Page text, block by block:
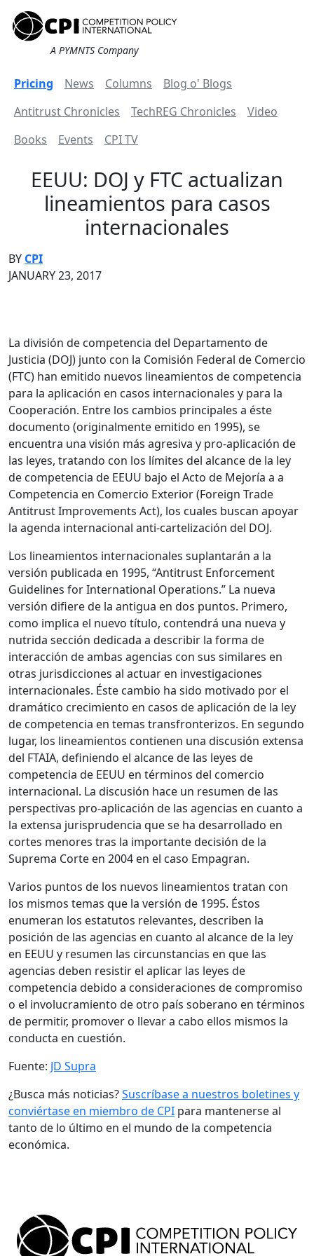
A PYMNTS Company
Pricing News Columns
Blog o' Blogs
Antitrust Chronicles
TechREG Chronicles
Video
Books
Events CPI TV
EEUU: DOJ y FTC actualizan
lineamientos para casos
internacionales
BY CPI
JANUARY 23, 2017
La división de competencia del Departamento de
Justicia (DOJ) junto con la Comisión Federal de Comercio
(FTC) han emitido nuevos lineamientos de competencia
para la aplicación en casos internacionales y para la
Cooperación. Entre los cambios principales a éste
documento (originalmente emitido en 1995), se
encuentra una visión más agresiva y pro-aplicación de
las leyes, tratando con los límites del alcance de la ley
de competencia de EEUU bajo el Acto de Mejoría a a
Competencia en Comercio Exterior (Foreign Trade
Antitrust Improvements Act), los cuales buscan apoyar
la agenda internacional anti-cartelización del DOJ.
Los lineamientos internacionales suplantarán a la
versión publicada en 1995, “Antitrust Enforcement
Guidelines for International Operations.” La nueva
versión difiere de la antigua en dos puntos. Primero,
como implica el nuevo título, contendrá una nueva y
nutrida sección dedicada a describir la forma de
interacción de ambas agencias con sus similares en
otras jurisdicciones al actuar en investigaciones
internacionales. Éste cambio ha sido motivado por el
dramático crecimiento en casos de aplicación de la ley
de competencia en temas transfronterizos. En segundo
lugar, los lineamientos contienen una discusión extensa
del FTAIA, definiendo el alcance de las leyes de
competencia de EEUU en términos del comercio
internacional. La discusión hace un resumen de las
perspectivas pro-aplicación de las agencias en cuanto a
la extensa jurisprudencia que se ha desarrollado en
cortes menores tras la importante decisión de la
Suprema Corte en 2004 en el caso Empagran.
Varios puntos de los nuevos lineamientos tratan con
los mismos temas que la versión de 1995. Éstos
enumeran los estatutos relevantes, describen la
posición de las agencias en cuanto al alcance de la ley
en EEUU y resumen las circunstancias en que las
agencias deben resistir el aplicar las leyes de
competencia debido a consideraciones de compromiso
o el involucramiento de otro país soberano en términos
de permitir, promover o llevar a cabo ellos mismos la
conducta en cuestión.
Fuente: JD Supra
¿Busca más noticias?Suscríbase a nuestros boletines y
conviértase en miembro de CPI para mantenerse al
tanto de lo último en el mundo de la competencia
económica.